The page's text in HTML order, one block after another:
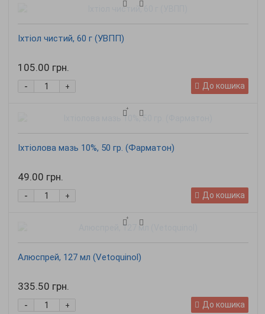
Іхтіол чистий, 60 г (УВПП)
105.00 грн.
+
- До кошика
Іхтіолова мазь 10%, 50 гр. (Фарматон)
49.00 грн.
+
- До кошика
Алюспрей, 127 мл (Vetoquinol)
335.50 грн.
+
- До кошика